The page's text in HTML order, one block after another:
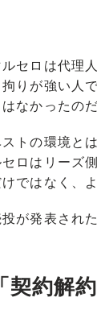
ルセロは代理
拘りが強い人
はなかったの
トの環境と
セロはリーズ
けではなく、
が発表された
「契約解